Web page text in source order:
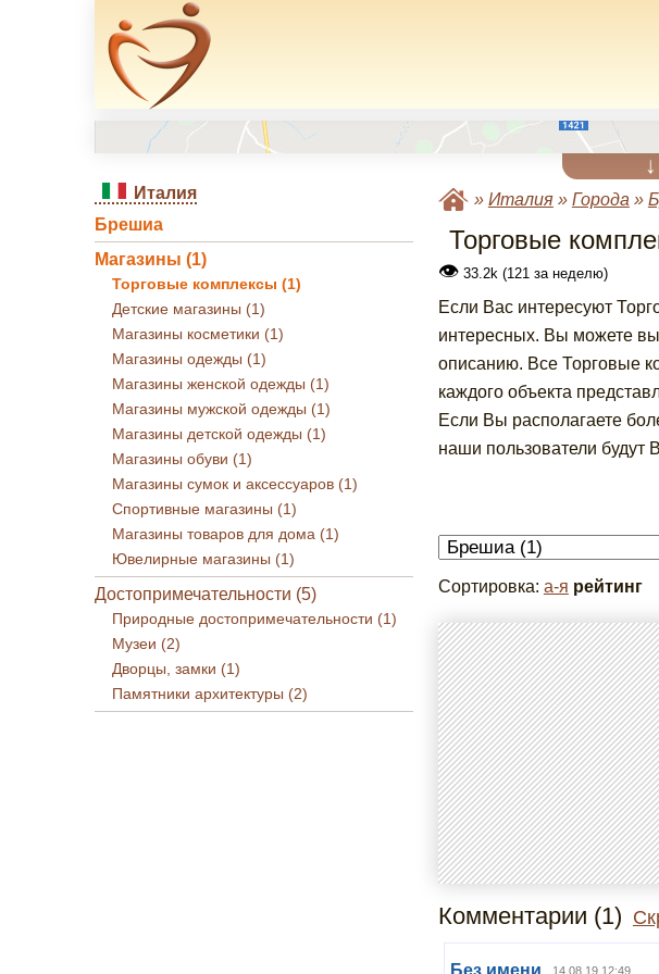
↓
Италия
Брешиа
Магазины (1)
Торговые комплексы (1)
Детские магазины (1)
Магазины косметики (1)
Магазины одежды (1)
Магазины женской одежды (1)
Магазины мужской одежды (1)
Магазины детской одежды (1)
Магазины обуви (1)
Магазины сумок и аксессуаров (1)
Спортивные магазины (1)
Магазины товаров для дома (1)
Ювелирные магазины (1)
Достопримечательности (5)
Природные достопримечательности (1)
Музеи (2)
Дворцы, замки (1)
Памятники архитектуры (2)
» Италия» Города »
Торговые
👁33.2k (121 за неделю)
Если Вас интересуют
интересных. Вы можете
описанию. Все Торговые
каждого объекта
Если Вы располагаете
наши пользователи будут
Сортировка: а-я рейтинг
Комментарии (1)
Без имени 14.08.19 12:49